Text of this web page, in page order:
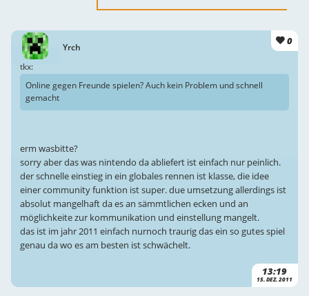
Yrch
0
13:19
15. DEZ. 2011
tkx:
Online gegen Freunde spielen? Auch kein Problem und schnell
gemacht
erm wasbitte?
sorry aber das was nintendo da abliefert ist einfach nur peinlich.
der schnelle einstieg in ein globales rennen ist klasse, die idee
einer community funktion ist super. due umsetzung allerdings ist
absolut mangelhaft da es an sämmtlichen ecken und an
möglichkeite zur kommunikation und einstellung mangelt.
das ist im jahr 2011 einfach nurnoch traurig das ein so gutes spiel
genau da wo es am besten ist schwächelt.